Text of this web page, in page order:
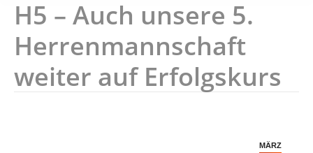
H5 – Auch unsere 5.
Herrenmannschaft
weiter auf Erfolgskurs
MÄRZ